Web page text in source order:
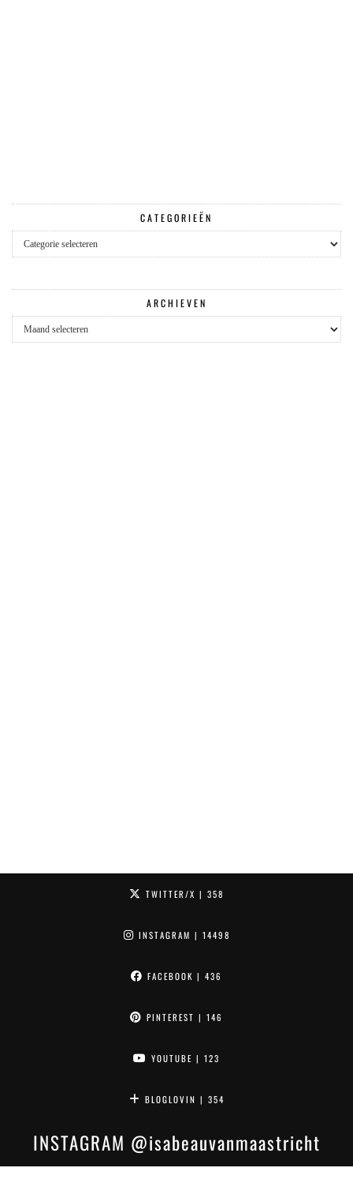
CATEGORIEËN
Categorieën
ARCHIEVEN
Archieven
TWITTER/X | 358
INSTAGRAM | 14498
FACEBOOK | 436
PINTEREST | 146
YOUTUBE | 123
BLOGLOVIN | 354
INSTAGRAM @isabeauvanmaastricht